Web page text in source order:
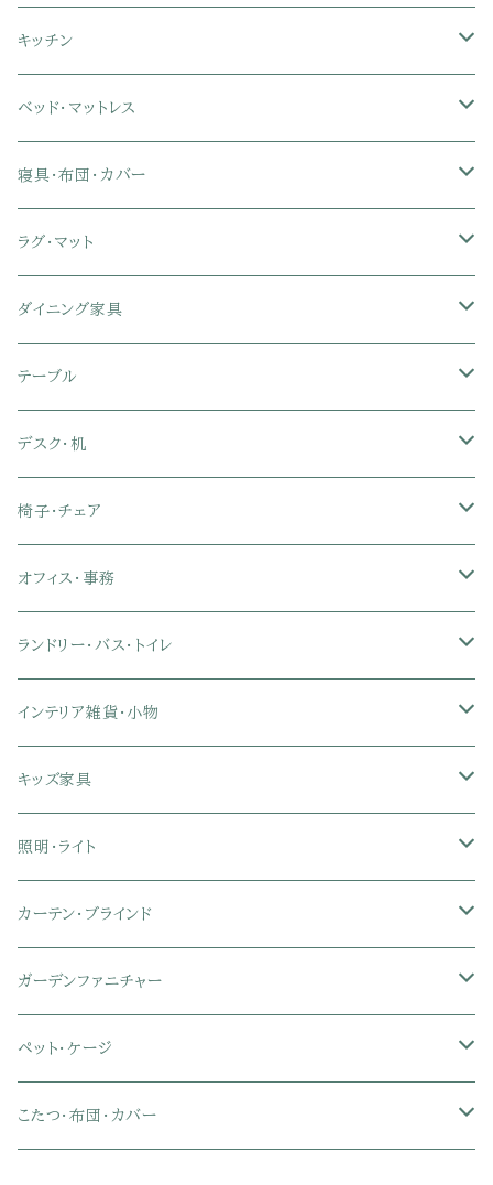
ソファベッド
カウチソファ・コーナーソファ
リクライニングソファ
スツール・オットマン
クッションソファ
革・レザー・合皮ソファ
布張り・ファブリックソファ
ソファカバー
肘付き座椅子
座椅子カバー
ポケットコイル座椅子
衣類・タンス・チェスト
ハンガーラック
ラック・シェルフ
スチールラック・メタルラック
衣装ケース・壁面収納・ワードローブ
キャビネット・サイドボード
ランドリー・トイレ収納
玄関収納
突っ張り棚・突っ張りラック
ミラー・スタンドミラー
壁面収納・ハイタイプテレビ台
ミドルタイプテレビ台
ロータイプテレビ台
コーナーテレビ台
伸縮テレビ台
テレビスタンド
サイドチェスト
幅90cm以下テレビ台
幅91～120cmテレビ台
幅121～150cmテレビ台
幅151～180cmテレビ台
キッチン
食器棚・キッチンボード
レンジ台
キッチンワゴン
キッチンカウンター
キッチンラック・冷蔵庫ラック
隙間収納
キッチンマット
キッチン用品
キッチン家電
ベッド・マットレス
ローベッド
セミシングル
シングル
収納付きベッド
セミシングル
シングル
パネルベッド
セミシングル
シングル
すのこベッド
セミシングル
シングル
脚付きマットレス
セミシングル
シングル
パイプベッド
ロフトベッド
2段ベッド
折りたたみベッド
ソファベッド
マットレス
セミシングル
シングル
セミシングル
シングル
セミダブル
ダブル
寝具・布団・カバー
掛け布団
敷き布団
布団セット
枕
タオルケット・ガーゼケット
ブランケット・毛布
布団カバー・敷きパッド
ひんやりマット（冷却マット）
こたつ布団
シングル
セミダブル
ダブル
クイーン
キング
ラグ・マット
ラグ・カーペット
玄関マット
キッチンマット
フローリングマット
ジョイントマット
ダイニング家具
ダイニングテーブル
ダイニングチェア・ベンチ
ダイニングテーブルセット
2人用ダイニングテーブルセット
4人用ダイニングテーブルセット
6人用ダイニングテーブルセット
木製ダイニング
スチール脚ダイニング
テーブル
サイドテーブル
ウッドテーブル
センターテーブル
ガラステーブル
カウンターテーブル
伸縮式テーブル
デスク・机
パソコン・オフィスデスク
L字デスク
収納付きデスク
キーボードスライダー付きデスク
学習机
ツインデスク
デスクセット
サイドワゴン・チェスト
木製デスク
ガラスデスク
椅子・チェア
ダイニングチェア・ベンチ
オフィスチェア
リクライニングチェア
ハイバックオフィスチェア
メッシュオフィスチェア
リビングチェア
スツール・オットマン
学習椅子
ファブリックチェア
革・レザー・合皮チェア
スチール脚チェア
木脚チェア
オフィス・事務
オフィスチェア
オフィスデスク
オフィス収納
オフィス雑貨
オフィス家電
ランドリー・バス・トイレ
ランドリーラック
タオルハンガー
洗濯カゴ・ワゴン
物干しスタンド
トイレ用品
トイレットペーパーホルダー
バス用品・バスマット
インテリア雑貨・小物
タオル
食器・食器スタンド
キャニスター・ディスペンサー
コーヒーサーバー
エコバッグ
玄関小物・傘
キッズ家具
絵本ラック・本棚
ラック・ランドセルラック
おもちゃ・キッズ収納
学習机・学習椅子
チェア・ベビーチェア・ソファ
照明・ライト
シーリングライト
シーリングファンライト
ペンダントライト
スポットライト
カーテン・ブラインド
ドレープカーテン
レースカーテン
カーテンセット
ガーデンファニチャー
ガーデンフェンス・アーチ
ガーデンテーブル・チェア・ベンチ
ペット・ケージ
ケージ
こたつ・布団・カバー